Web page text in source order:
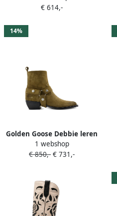
€ 614,-
14%
Golden Goose Debbie leren
laarzen Groen
1 webshop
€ 850,- € 731,-